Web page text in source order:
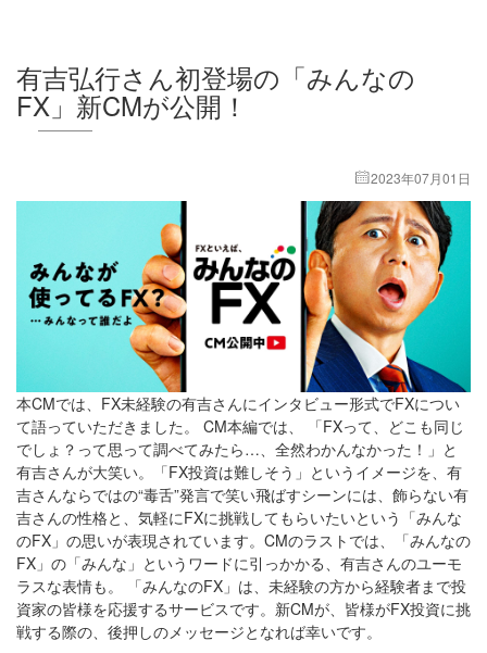
有吉弘行さん初登場の「みんなの
FX」新CMが公開！
2023年07月01日
本CMでは、FX未経験の有吉さんにインタビュー形式でFXについ
て語っていただきました。 CM本編では、 「FXって、どこも同じ
でしょ？って思って調べてみたら…、全然わかんなかった！」と
有吉さんが大笑い。「FX投資は難しそう」というイメージを、有
吉さんならではの“毒舌”発言で笑い飛ばすシーンには、飾らない有
吉さんの性格と、気軽にFXに挑戦してもらいたいという「みんな
のFX」の思いが表現されています。CMのラストでは、「みんなの
FX」の「みんな」というワードに引っかかる、有吉さんのユーモ
ラスな表情も。 「みんなのFX」は、未経験の方から経験者まで投
資家の皆様を応援するサービスです。新CMが、皆様がFX投資に挑
戦する際の、後押しのメッセージとなれば幸いです。